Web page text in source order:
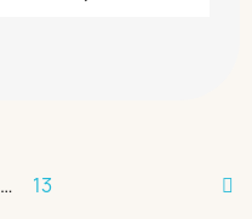
… 13